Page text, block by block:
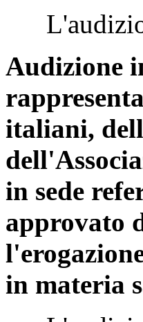
Audizione
italiani,
in sede
approvato
in materia